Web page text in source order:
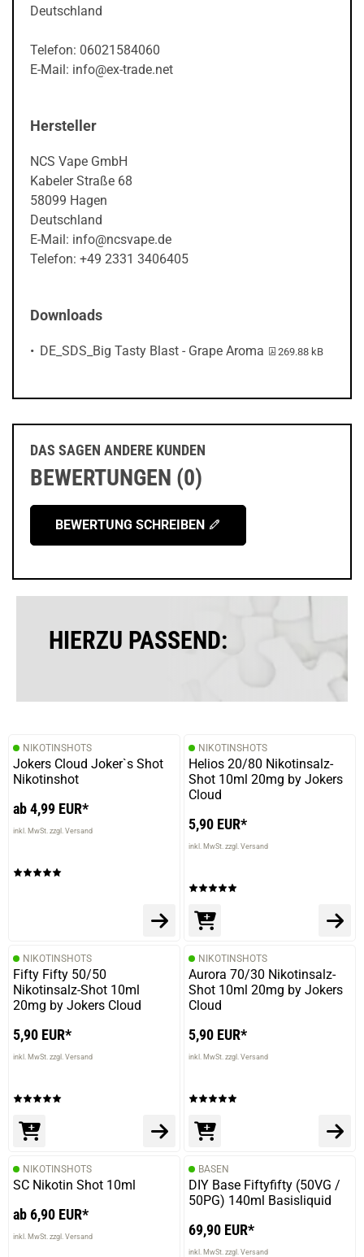
Deutschland
Telefon: 06021584060
E-Mail: info@ex-trade.net
Hersteller
NCS Vape GmbH
Kabeler Straße 68
58099 Hagen
Deutschland
E-Mail: info@ncsvape.de
Telefon: +49 2331 3406405
Downloads
DE_SDS_Big Tasty Blast - Grape Aroma PDF-Datei:
269.88 kB
DAS SAGEN ANDERE KUNDEN
BEWERTUNGEN (0)
BEWERTUNG SCHREIBEN
HIERZU PASSEND:
NIKOTINSHOTS
Jokers Cloud Joker`s Shot
Nikotinshot
ab 4,99 EUR*
inkl. MwSt. zzgl. Versand
NIKOTINSHOTS
Helios 20/80 Nikotinsalz-
Shot 10ml 20mg by Jokers
Cloud
5,90 EUR*
inkl. MwSt. zzgl. Versand
NIKOTINSHOTS
Fifty Fifty 50/50
Nikotinsalz-Shot 10ml
20mg by Jokers Cloud
5,90 EUR*
inkl. MwSt. zzgl. Versand
NIKOTINSHOTS
Aurora 70/30 Nikotinsalz-
Shot 10ml 20mg by Jokers
Cloud
5,90 EUR*
inkl. MwSt. zzgl. Versand
NIKOTINSHOTS
SC Nikotin Shot 10ml
ab 6,90 EUR*
inkl. MwSt. zzgl. Versand
BASEN
DIY Base Fiftyfifty (50VG /
50PG) 140ml Basisliquid
69,90 EUR*
inkl. MwSt. zzgl. Versand